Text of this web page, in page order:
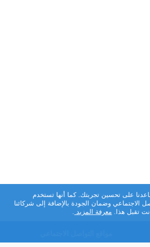
على تحسين تجربتك. كما أنها تستخدم
الاجتماعي وضمان الجودة بالإضافة إلى شركائنا
تقبل هذا. معرفة المزيد .